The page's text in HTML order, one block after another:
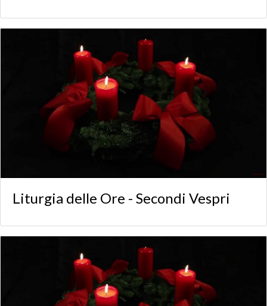
Liturgia delle Ore - Secondi Vespri